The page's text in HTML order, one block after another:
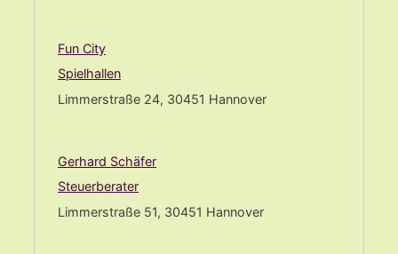
Fun City
Spielhallen
Limmerstraße 24, 30451 Hannover
Gerhard Schäfer
Steuerberater
Limmerstraße 51, 30451 Hannover